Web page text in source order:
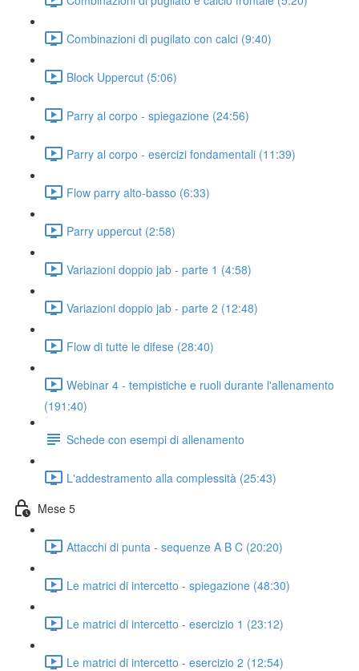
Combinazioni di pugilato con calci (9:40)
Block Uppercut (5:06)
Parry al corpo - spiegazione (24:56)
Parry al corpo - esercizi fondamentali (11:39)
Flow parry alto-basso (6:33)
Parry uppercut (2:58)
Variazioni doppio jab - parte 1 (4:58)
Variazioni doppio jab - parte 2 (12:48)
Flow di tutte le difese (28:40)
Webinar 4 - tempistiche e ruoli durante l'allenamento
(191:40)
Schede con esempi di allenamento
L'addestramento alla complessità (25:43)
Mese 5
Attacchi di punta - sequenze A B C (20:20)
Le matrici di intercetto - spiegazione (48:30)
Le matrici di intercetto - esercizio 1 (23:12)
Le matrici di intercetto - esercizio 2 (12:54)